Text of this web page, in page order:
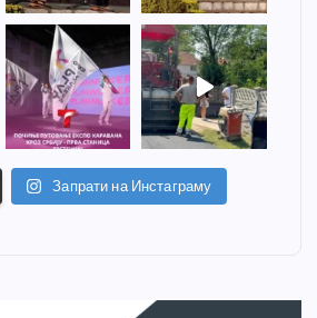
Запрати на Инстаграму